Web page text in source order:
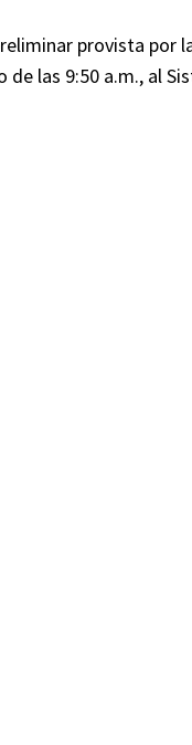
provista por
de las 9:50 a.m., al